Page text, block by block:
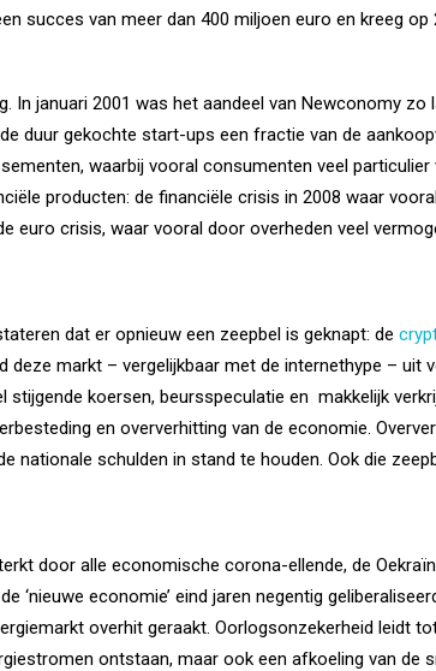
succes van meer dan 400 miljoen euro en kreeg
In januari 2001 was het aandeel van Newconomy zo
duur gekochte start-ups een fractie van de
waarbij vooral consumenten veel
producten: de financiële crisis in 2008 waar
euro crisis, waar vooral door overheden veel
dat er opnieuw een zeepbel is geknapt: de
markt – vergelijkbaar met de internethype – uit
koersen, beursspeculatie en makkelijk
en oververhitting van de economie.
nationale schulden in stand te houden. Ook die
door alle economische corona-ellende, de
‘nieuwe economie’ eind jaren negentig
overhit geraakt. Oorlogsonzekerheid leidt tot
ontstaan, maar ook een afkoeling van de